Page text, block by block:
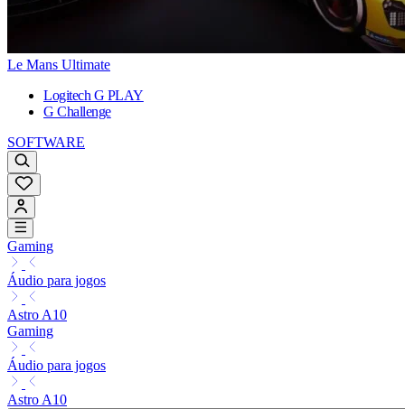
Le Mans Ultimate
Logitech G PLAY
G Challenge
SOFTWARE
Gaming
Áudio para jogos
Astro A10
Gaming
Áudio para jogos
Astro A10